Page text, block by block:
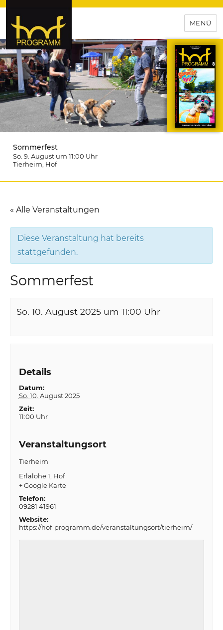
hof-programm – das
Veranstaltungsportal für
Hochfranken
MENÜ
Sommerfest
So. 9. August um 11:00 Uhr
Tierheim , Hof
« Alle Veranstaltungen
Diese Veranstaltung hat bereits
stattgefunden.
Sommerfest
So. 10. August 2025 um 11:00 Uhr
Details
Datum:
So. 10. August 2025
Zeit:
11:00 Uhr
Veranstaltungsort
Tierheim
Erlalohe 1 Hof
+ Google Karte
Telefon:
09281 41961
Website:
https://hof-programm.de/veranstaltungsort/tierheim/